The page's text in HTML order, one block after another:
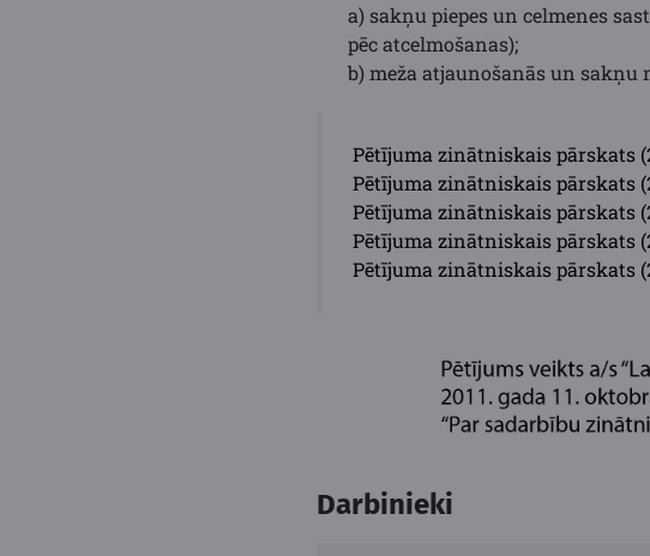
a) sakņu piepes un celmenes
pēc atcelmošanas);
b) meža atjaunošanās un sakņu
Pētījuma zinātniskais pārskats
Pētījuma zinātniskais pārskats
Pētījuma zinātniskais pārskats
Pētījuma zinātniskais pārskats
Pētījuma zinātniskais pārskats
Darbinieki